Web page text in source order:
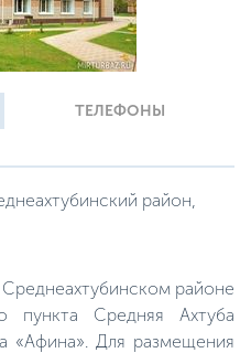
ТЕЛЕФОНЫ
район,
районе
пункта Средняя Ахтуба
«Афина». Для размещения